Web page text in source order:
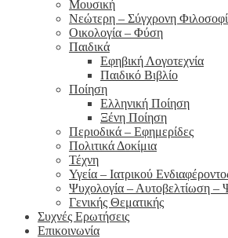
Μουσική
Νεώτερη – Σύγχρονη
Οικολογία – Φύση
Παιδικά
Εφηβική Λογοτεχνία
Παιδικό Βιβλίο
Ποίηση
Ελληνική Ποίηση
Ξένη Ποίηση
Περιοδικά – Εφημερίδες
Πολιτικά Δοκίμια
Τέχνη
Υγεία – Ιατρικού
Ψυχολογία – Αυτοβελτίωση –
Γενικής Θεματικής
Συχνές Ερωτήσεις
Επικοινωνία